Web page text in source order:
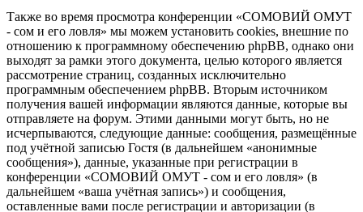
Также во время просмотра конференции «СОМОВИЙ ОМУТ
- сом и его ловля» мы можем установить cookies, внешние по
отношению к программному обеспечению phpBB, однако они
выходят за рамки этого документа, целью которого является
рассмотрение страниц, созданных исключительно
программным обеспечением phpBB. Вторым источником
получения вашей информации являются данные, которые вы
отправляете на форум. Этими данными могут быть, но не
исчерпываются, следующие данные: сообщения, размещённые
под учётной записью Гостя (в дальнейшем «анонимные
сообщения»), данные, указанные при регистрации в
конференции «СОМОВИЙ ОМУТ - сом и его ловля» (в
дальнейшем «ваша учётная запись») и сообщения,
оставленные вами после регистрации и авторизации (в